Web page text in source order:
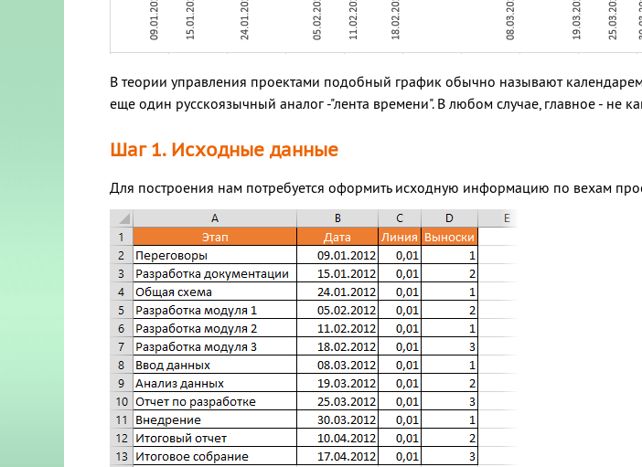
В теории управления проектами подобный график обычно называют
еще один русскоязычный аналог -"лента времени". В любом случае, главное - не
Шаг 1. Исходные данные
Для построения нам потребуется оформить исходную информацию по вехам